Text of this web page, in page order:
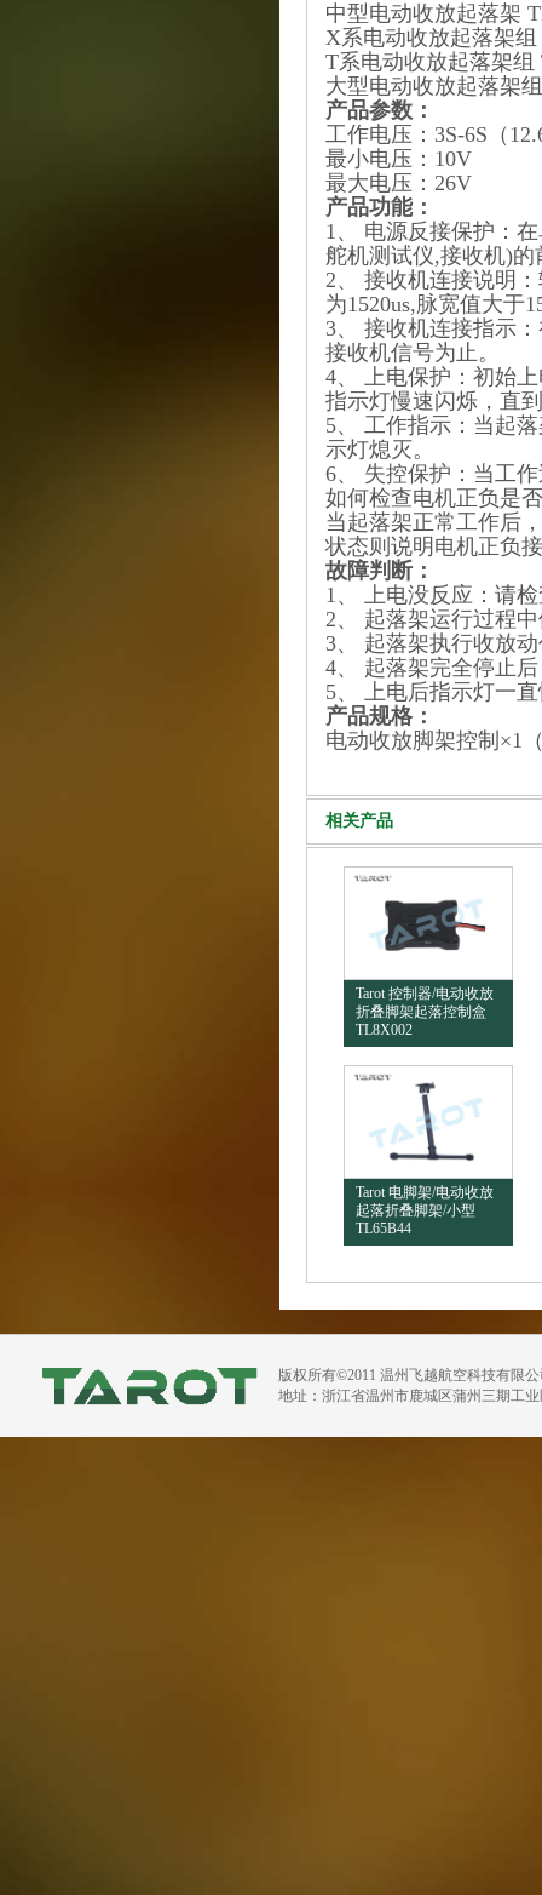
中型电动收放起落架
X系电动收放起落架组
T系电动收放起落架组
大型电动收放起落架
产品参数：
工作电压：3S-6S（
最小电压：10V
最大电压：26V
产品功能：
1、 电源反接保护：
舵机测试仪,接收机)
2、 接收机连接说明
为1520us,脉宽值大于
3、 接收机连接指示
接收机信号为止。
4、 上电保护：初始
指示灯慢速闪烁，直
5、 工作指示：当起
示灯熄灭。
6、 失控保护：当工
如何检查电机正负是
当起落架正常工作后
状态则说明电机正负
故障判断：
1、 上电没反应：请
2、 起落架运行过程
3、 起落架执行收放
4、 起落架完全停止
5、 上电后指示灯一
产品规格：
电动收放脚架控制×1
相关产品
Tarot 控制器/电动收放
折叠脚架起落控制盒
TL8X002
Tarot 电脚架/电动收放
起落折叠脚架/小型
TL65B44
版权所有©2011 温州飞越航空科技有限
地址：浙江省温州市鹿城区蒲州三期工业